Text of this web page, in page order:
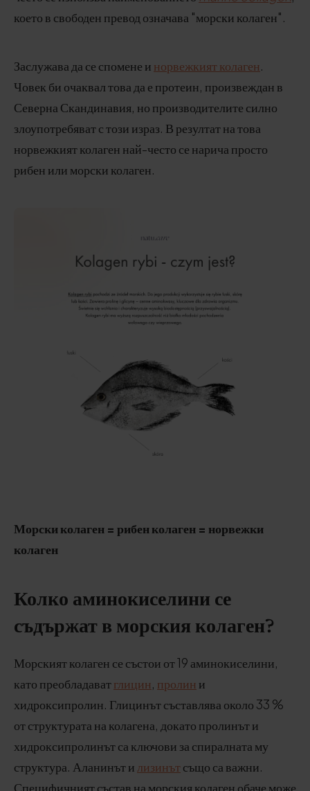
което в свободен превод означава "морски колаген".
Заслужава да се спомене и норвежкият колаген.
Човек би очаквал това да е протеин, произвеждан в
Северна Скандинавия, но производителите силно
злоупотребяват с този израз. В резултат на това
норвежкият колаген най-често се нарича просто
рибен или морски колаген.
Морски колаген = рибен колаген = норвежки
колаген
Колко аминокиселини се
съдържат в морския колаген?
Морският колаген се състои от 19 аминокиселини,
като преобладаватглицин, пролин и
хидроксипролин. Глицинът съставлява около 33 %
от структурата на колагена, докато пролинът и
хидроксипролинът са ключови за спиралната му
структура. Аланинът и лизинътсъщо са важни.
Специфичният състав на морския колаген обаче може